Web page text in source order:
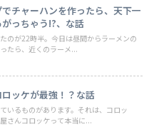
チャーハンを作ったら、天下一
っちゃう!?、な話
のが22時半。今日は昼間からラーメンの
たら、近くのラーメ...
ッケが最強！？な話
いるものがあります。それは、コロッ
さんコロッケって本当に...